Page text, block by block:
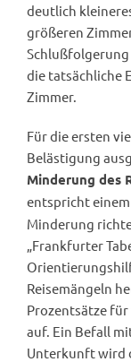
deutlich
größeren
Schlußfolgerung
die tatsächliche
Zimmer.
Für die ersten
Belästigung
Minderung des
entspricht
Minderung
„Frankfurter
Reisemängeln
Prozentsätze
auf. Ein Befall
Unterkunft wird